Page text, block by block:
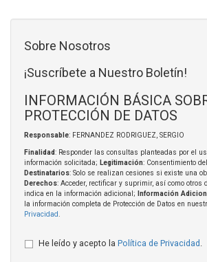
Sobre Nosotros
¡Suscríbete a Nuestro Boletín!
INFORMACIÓN BÁSICA
PROTECCIÓN DE DATOS
Responsable: FERNANDEZ RODRIGUEZ, SERGIO
Finalidad: Responder las consultas planteadas por el
información solicitada; Legitimación: Consentimiento
Destinatarios: Solo se realizan cesiones si existe una
Derechos: Acceder, rectificar y suprimir, así como otros
indica en la información adicional;
Información
la información completa de Protección de Datos en
Privacidad
He leído y acepto la Política de Privacidad